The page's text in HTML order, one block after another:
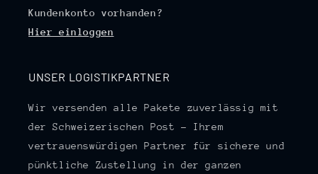
Kundenkonto vorhanden?
Hier einloggen
UNSER LOGISTIKPARTNER
Wir versenden alle Pakete zuverlässig mit
der Schweizerischen Post – Ihrem
vertrauenswürdigen Partner für sichere und
pünktliche Zustellung in der ganzen